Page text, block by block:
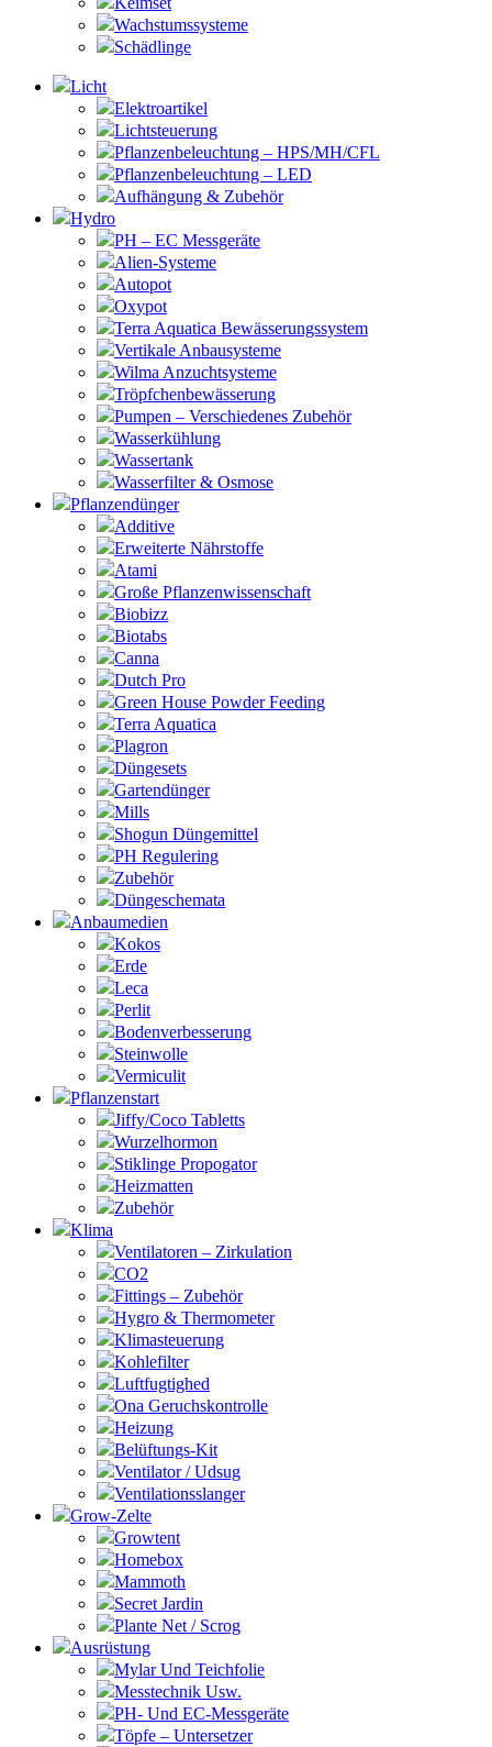
Wachstumssysteme
Schädlinge
Licht
Elektroartikel
Lichtsteuerung
Pflanzenbeleuchtung – HPS/MH/CFL
Pflanzenbeleuchtung – LED
Aufhängung & Zubehör
Hydro
PH – EC Messgeräte
Alien-Systeme
Autopot
Oxypot
Terra Aquatica Bewässerungssystem
Vertikale Anbausysteme
Wilma Anzuchtsysteme
Tröpfchenbewässerung
Pumpen – Verschiedenes Zubehör
Wasserkühlung
Wassertank
Wasserfilter & Osmose
Pflanzendünger
Additive
Erweiterte Nährstoffe
Atami
Große Pflanzenwissenschaft
Biobizz
Biotabs
Canna
Dutch Pro
Green House Powder Feeding
Terra Aquatica
Plagron
Düngesets
Gartendünger
Mills
Shogun Düngemittel
PH Regulering
Zubehör
Düngeschemata
Anbaumedien
Kokos
Erde
Leca
Perlit
Bodenverbesserung
Steinwolle
Vermiculit
Pflanzenstart
Jiffy/Coco Tabletts
Wurzelhormon
Stiklinge Propogator
Heizmatten
Zubehör
Klima
Ventilatoren – Zirkulation
CO2
Fittings – Zubehör
Hygro & Thermometer
Klimasteuerung
Kohlefilter
Luftfugtighed
Ona Geruchskontrolle
Heizung
Belüftungs-Kit
Ventilator / Udsug
Ventilationsslanger
Grow-Zelte
Growtent
Homebox
Mammoth
Secret Jardin
Plante Net / Scrog
Ausrüstung
Mylar Und Teichfolie
Messtechnik Usw.
PH- Und EC-Messgeräte
Töpfe – Untersetzer